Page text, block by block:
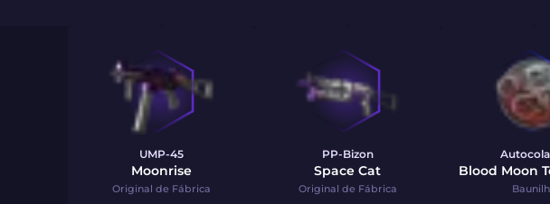
UMP-45
Moonrise
Original de Fábrica
PP-Bizon
Space Cat
Original de Fábrica
Blood Moon